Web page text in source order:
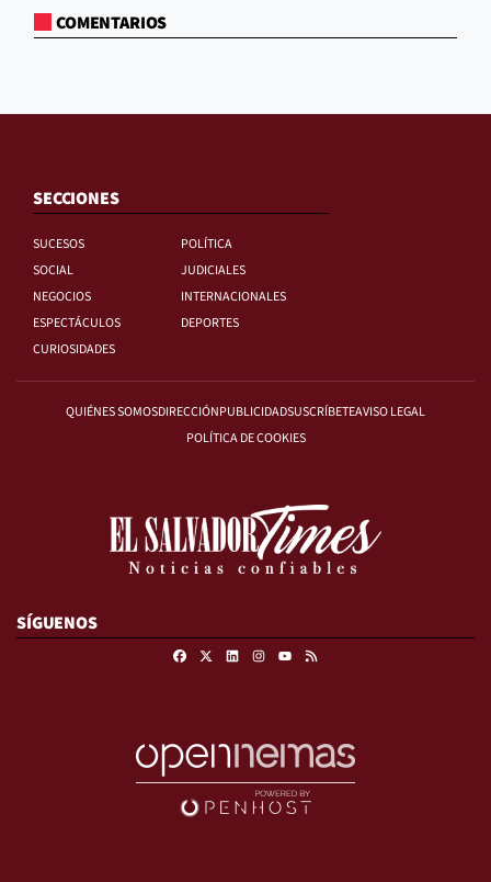
COMENTARIOS
SECCIONES
SUCESOS
POLÍTICA
SOCIAL
JUDICIALES
NEGOCIOS
INTERNACIONALES
ESPECTÁCULOS
DEPORTES
CURIOSIDADES
QUIÉNES SOMOSDIRECCIÓNPUBLICIDADSUSCRÍBETEAVISO LEGAL
POLÍTICA DE COOKIES
SÍGUENOS
FacebookLinkedinInstagram